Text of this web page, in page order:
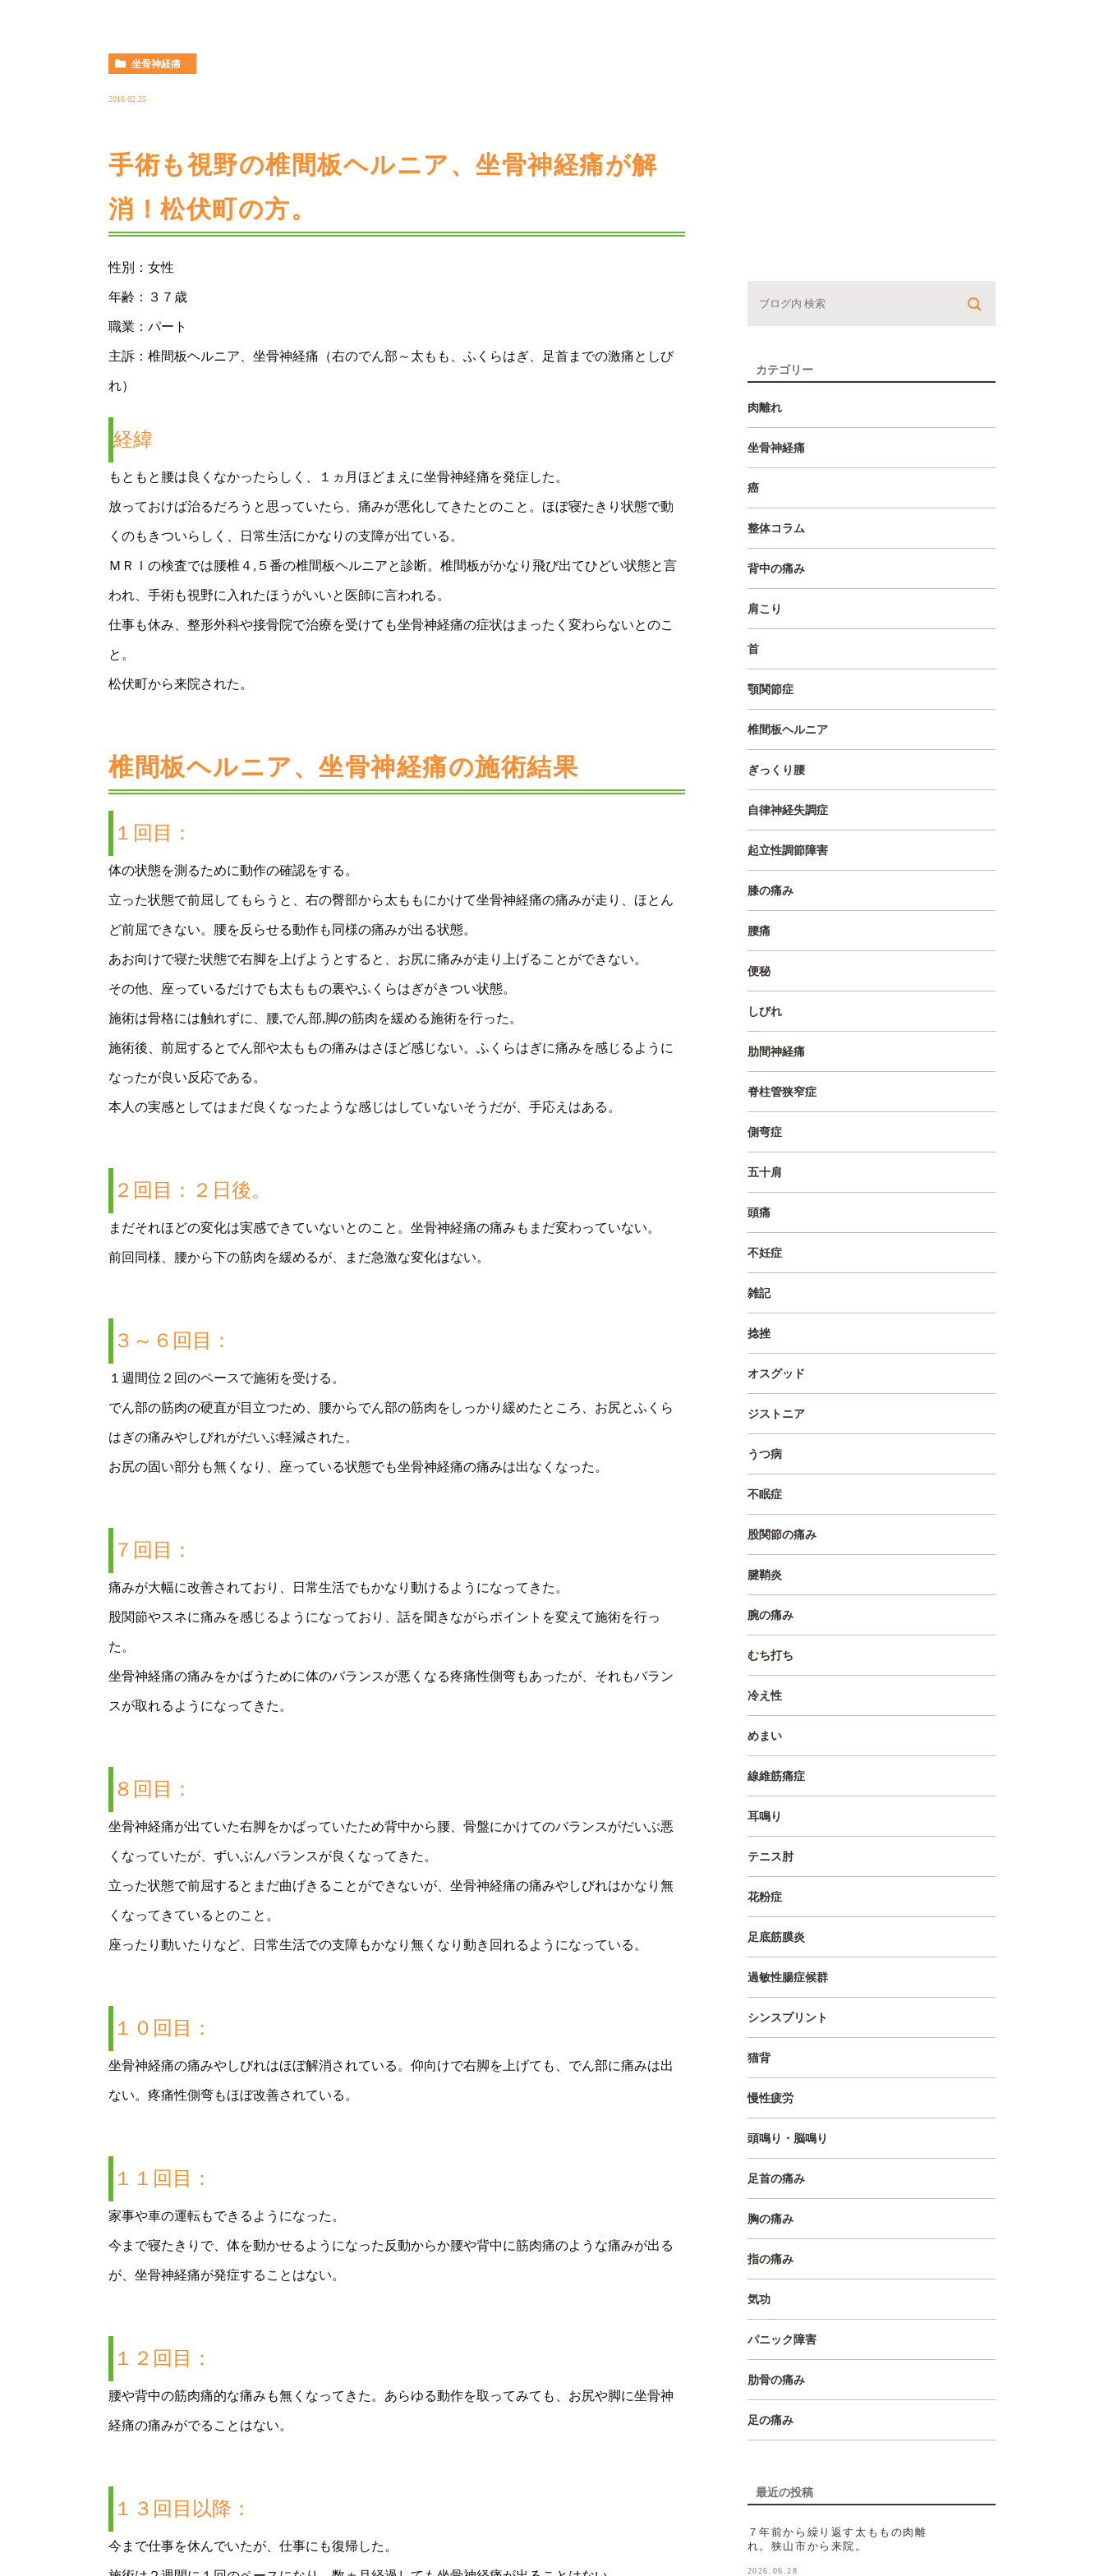
坐骨神経痛
2016.02.25
手術も視野の椎間板ヘルニア、坐骨神経痛が解
消！松伏町の方。
性別：女性
年齢：３７歳
職業：パート
主訴：椎間板ヘルニア、坐骨神経痛（右のでん部～太もも、ふくらはぎ、足首までの激痛としび
れ）
経緯
もともと腰は良くなかったらしく、１ヵ月ほどまえに坐骨神経痛を発症した。
放っておけば治るだろうと思っていたら、痛みが悪化してきたとのこと。ほぼ寝たきり状態で動
くのもきついらしく、日常生活にかなりの支障が出ている。
ＭＲＩの検査では腰椎４,５番の椎間板ヘルニアと診断。椎間板がかなり飛び出てひどい状態と言
われ、手術も視野に入れたほうがいいと医師に言われる。
仕事も休み、整形外科や接骨院で治療を受けても坐骨神経痛の症状はまったく変わらないとのこ
と。
松伏町から来院された。
椎間板ヘルニア、坐骨神経痛の施術結果
１回目：
体の状態を測るために動作の確認をする。
立った状態で前屈してもらうと、右の臀部から太ももにかけて坐骨神経痛の痛みが走り、ほとん
ど前屈できない。腰を反らせる動作も同様の痛みが出る状態。
あお向けで寝た状態で右脚を上げようとすると、お尻に痛みが走り上げることができない。
その他、座っているだけでも太ももの裏やふくらはぎがきつい状態。
施術は骨格には触れずに、腰,でん部,脚の筋肉を緩める施術を行った。
施術後、前屈するとでん部や太ももの痛みはさほど感じない。ふくらはぎに痛みを感じるように
なったが良い反応である。
本人の実感としてはまだ良くなったような感じはしていないそうだが、手応えはある。
２回目：２日後。
まだそれほどの変化は実感できていないとのこと。坐骨神経痛の痛みもまだ変わっていない。
前回同様、腰から下の筋肉を緩めるが、まだ急激な変化はない。
３～６回目：
１週間位２回のペースで施術を受ける。
でん部の筋肉の硬直が目立つため、腰からでん部の筋肉をしっかり緩めたところ、お尻とふくら
はぎの痛みやしびれがだいぶ軽減された。
お尻の固い部分も無くなり、座っている状態でも坐骨神経痛の痛みは出なくなった。
７回目：
痛みが大幅に改善されており、日常生活でもかなり動けるようになってきた。
股関節やスネに痛みを感じるようになっており、話を聞きながらポイントを変えて施術を行っ
た。
坐骨神経痛の痛みをかばうために体のバランスが悪くなる疼痛性側弯もあったが、それもバラン
スが取れるようになってきた。
８回目：
坐骨神経痛が出ていた右脚をかばっていたため背中から腰、骨盤にかけてのバランスがだいぶ悪
くなっていたが、ずいぶんバランスが良くなってきた。
立った状態で前屈するとまだ曲げきることができないが、坐骨神経痛の痛みやしびれはかなり無
くなってきているとのこと。
座ったり動いたりなど、日常生活での支障もかなり無くなり動き回れるようになっている。
１０回目：
坐骨神経痛の痛みやしびれはほぼ解消されている。仰向けで右脚を上げても、でん部に痛みは出
ない。疼痛性側弯もほぼ改善されている。
１１回目：
家事や車の運転もできるようになった。
今まで寝たきりで、体を動かせるようになった反動からか腰や背中に筋肉痛のような痛みが出る
が、坐骨神経痛が発症することはない。
１２回目：
腰や背中の筋肉痛的な痛みも無くなってきた。あらゆる動作を取ってみても、お尻や脚に坐骨神
経痛の痛みがでることはない。
１３回目以降：
今まで仕事を休んでいたが、仕事にも復帰した。
カテゴリー
肉離れ
坐骨神経痛
癌
整体コラム
背中の痛み
肩こり
首
顎関節症
椎間板ヘルニア
ぎっくり腰
自律神経失調症
起立性調節障害
膝の痛み
腰痛
便秘
しびれ
肋間神経痛
脊柱管狭窄症
側弯症
五十肩
頭痛
不妊症
雑記
捻挫
オスグッド
ジストニア
うつ病
不眠症
股関節の痛み
腱鞘炎
腕の痛み
むち打ち
冷え性
めまい
線維筋痛症
耳鳴り
テニス肘
花粉症
足底筋膜炎
過敏性腸症候群
シンスプリント
猫背
慢性疲労
頭鳴り・脳鳴り
足首の痛み
胸の痛み
指の痛み
気功
パニック障害
肋骨の痛み
足の痛み
最近の投稿
７年前から繰り返す太ももの肉離
れ。狭山市から来院。
2026.06.28